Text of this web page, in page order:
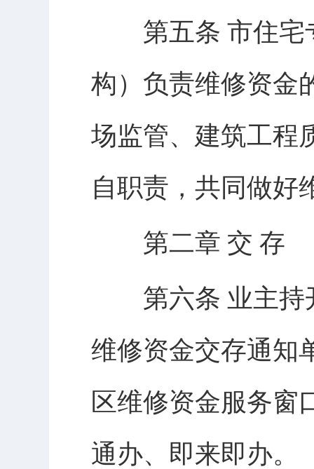
第五条 市住宅
构）负责维修资金
场监管、建筑工程
自职责，共同做好
第二章 交 存
第六条 业主持
维修资金交存通知
区维修资金服务窗
通办、即来即办。